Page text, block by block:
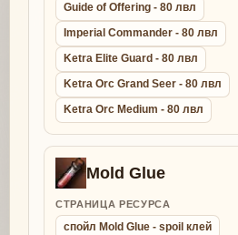
Guide of Offering - 80 лвл
Imperial Commander - 80 лвл
Ketra Elite Guard - 80 лвл
Ketra Orc Grand Seer - 80 лвл
Ketra Orc Medium - 80 лвл
Mold Glue
СТРАНИЦА РЕСУРСА
спойл Mold Glue - spoil клей